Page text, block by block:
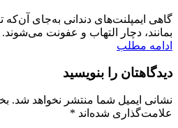
گاهی ایمپلنت‌های دندانی به‌جای
بمانند، دچار التهاب و عفونت
ادامه مطلب
دیدگاهتان را بنویسید
نشانی ایمیل شما منتشر نخواهد شد.
علامت‌گذاری شده‌اند *